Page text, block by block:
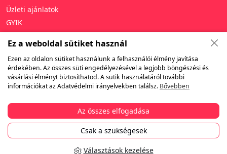
Üzleti ajánlatok
GYIK
Támogatás
Adatvédelmi irányelvek
Általános szerződési feltételek
Jótállás és visszaküldés
Fizetés
© 2010-2026 Tibino.hu. Minden jog fenntartva.
Ez a weboldal sütiket használ
Ezen az oldalon sütiket használunk a felhasználói élmény javítása
érdekében. Az összes süti engedélyezésével a legjobb böngészési és
vásárlási élményt biztosíthatod. A sütik használatáról további
információkat az Adatvédelmi irányelvekben találsz. Bővebben
Az összes elfogadása
Csak a szükségesek
Választások kezelése